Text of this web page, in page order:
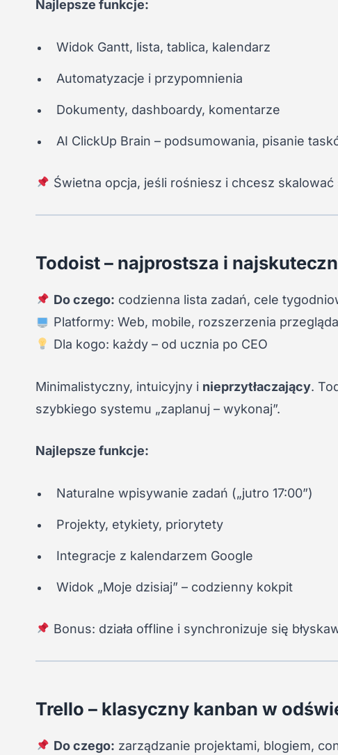
Najlepsze funkcje:
Widok Gantt, lista, tablica, kalendarz
Automatyzacje i przypomnienia
Dokumenty, dashboardy, komentarze
AI ClickUp Brain – podsumowania, pisanie
Świetna opcja, jeśli rośniesz i chcesz
Todoist – najprostsza i
Do czego: codzienna lista zadań, cele
Platformy: Web, mobile, rozszerzenia
Dla kogo: każdy – od ucznia po CEO
Minimalistyczny, intuicyjny i nieprzytłaczający.
szybkiego systemu „zaplanuj – wykonaj”.
Najlepsze funkcje:
Naturalne wpisywanie zadań („jutro 17:00”)
Projekty, etykiety, priorytety
Integracje z kalendarzem Google
Widok „Moje dzisiaj” – codzienny kokpit
Bonus: działa offline i synchronizuje się
Trello – klasyczny kanban w
Do czego: zarządzanie projektami, blogiem,